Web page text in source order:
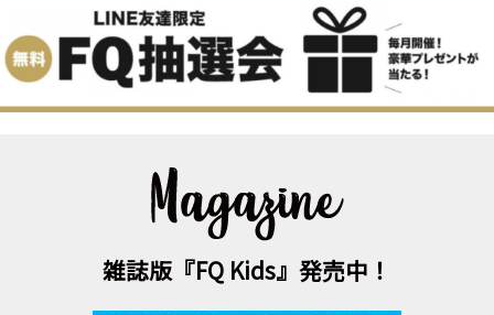
雑誌版『FQ Kids』発売中！